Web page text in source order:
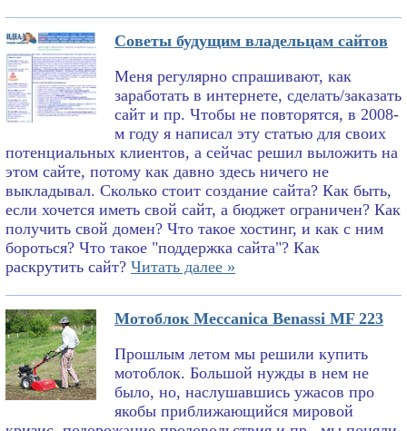
Советы будущим владельцам сайтов
Меня регулярно спрашивают, как
заработать в интернете, сделать/заказать
сайт и пр. Чтобы не повторятся, в 2008-
м году я написал эту статью для своих
потенциальных клиентов, а сейчас решил выложить на
этом сайте, потому как давно здесь ничего не
выкладывал. Сколько стоит создание сайта? Как быть,
если хочется иметь свой сайт, а бюджет ограничен? Как
получить свой домен? Что такое хостинг, и как с ним
бороться? Что такое "поддержка сайта"? Как
раскрутить сайт? Читать далее »
Мотоблок Meccanica Benassi MF 223
Прошлым летом мы решили купить
мотоблок. Большой нужды в нем не
было, но, наслушавшись ужасов про
якобы приближающийся мировой